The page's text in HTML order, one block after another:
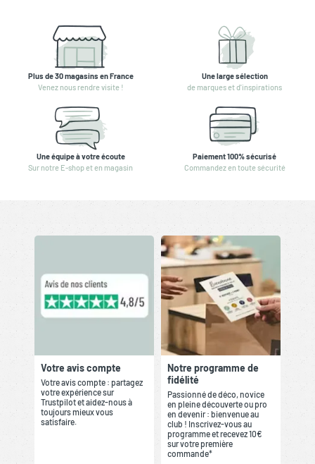
Plus de 30 magasins en France
Venez nous rendre visite !
Une large sélection
de marques et d'inspirations
Une équipe à votre écoute
Sur notre E-shop et en magasin
Paiement 100% sécurisé
Commandez en toute sécurité
Votre avis compte
Votre avis compte : partagez
votre expérience sur
Trustpilot et aidez-nous à
toujours mieux vous
satisfaire.
Notre programme de
fidélité
Passionné de déco, novice
en pleine découverte ou pro
en devenir : bienvenue au
club ! Inscrivez-vous au
programme et recevez 10€
sur votre première
commande*